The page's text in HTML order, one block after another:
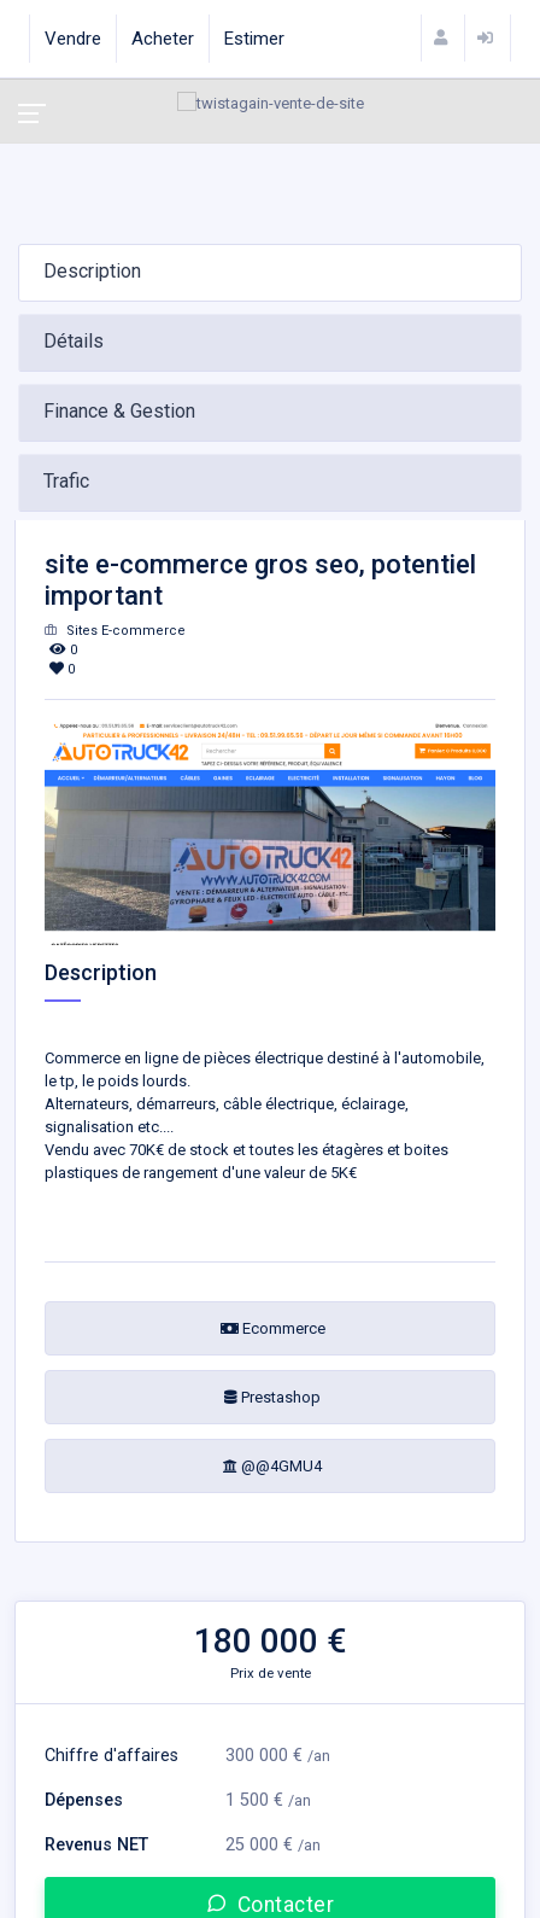
Vendre Acheter Estimer
Description
Détails
Finance & Gestion
Trafic
site e-commerce gros seo, potentiel
important
Sites E-commerce
0
0
Description
Commerce en ligne de pièces électrique destiné à l'automobile,
le tp, le poids lourds.
Alternateurs, démarreurs, câble électrique, éclairage,
signalisation etc....
Vendu avec 70K€ de stock et toutes les étagères et boites
plastiques de rangement d'une valeur de 5K€
Ecommerce
Prestashop
@@4GMU4
180 000 €
Prix de vente
Chiffre d'affaires 300 000 € /an
Dépenses 1 500 € /an
Revenus NET 25 000 € /an
Contacter